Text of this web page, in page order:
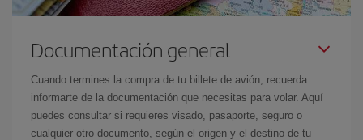
Documentación general
Cuando termines la compra de tu billete de avión, recuerda
informarte de la documentación que necesitas para volar. Aquí
puedes consultar si requieres visado, pasaporte, seguro o
cualquier otro documento, según el origen y el destino de tu